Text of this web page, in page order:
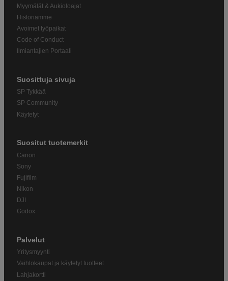
Myymälät & Aukioloajat
Historiamme
Avoimet työpaikat
Code of Conduct
Ilmiantajien Portaali
Suosittuja sivuja
SP Tykkää
SP Community
Käytetyt
Suositut tuotemerkit
Canon
Sony
Fujifilm
Nikon
DJI
Godox
Palvelut
Yritysmyynti
Vaihtokaupat ja käytetyt tuotteet
Lahjakortti